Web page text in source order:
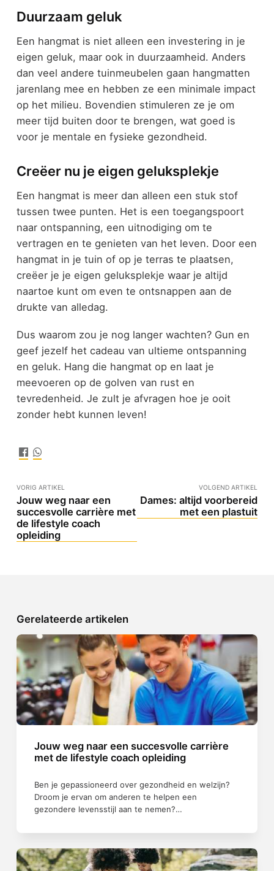
Duurzaam geluk
Een hangmat is niet alleen een investering in je
eigen geluk, maar ook in duurzaamheid. Anders
dan veel andere tuinmeubelen gaan hangmatten
jarenlang mee en hebben ze een minimale impact
op het milieu. Bovendien stimuleren ze je om
meer tijd buiten door te brengen, wat goed is
voor je mentale en fysieke gezondheid.
Creëer nu je eigen geluksplekje
Een hangmat is meer dan alleen een stuk stof
tussen twee punten. Het is een toegangspoort
naar ontspanning, een uitnodiging om te
vertragen en te genieten van het leven. Door een
hangmat in je tuin of op je terras te plaatsen,
creëer je je eigen geluksplekje waar je altijd
naartoe kunt om even te ontsnappen aan de
drukte van alledag.
Dus waarom zou je nog langer wachten? Gun en
geef jezelf het cadeau van ultieme ontspanning
en geluk. Hang die hangmat op en laat je
meevoeren op de golven van rust en
tevredenheid. Je zult je afvragen hoe je ooit
zonder hebt kunnen leven!
VORIG ARTIKEL
Jouw weg naar een
succesvolle carrière met
de lifestyle coach
opleiding
VOLGEND ARTIKEL
Dames: altijd voorbereid
met een plastuit
Gerelateerde artikelen
Jouw weg naar een succesvolle carrière
met de lifestyle coach opleiding
Ben je gepassioneerd over gezondheid en welzijn?
Droom je ervan om anderen te helpen een
gezondere levensstijl aan te nemen?…